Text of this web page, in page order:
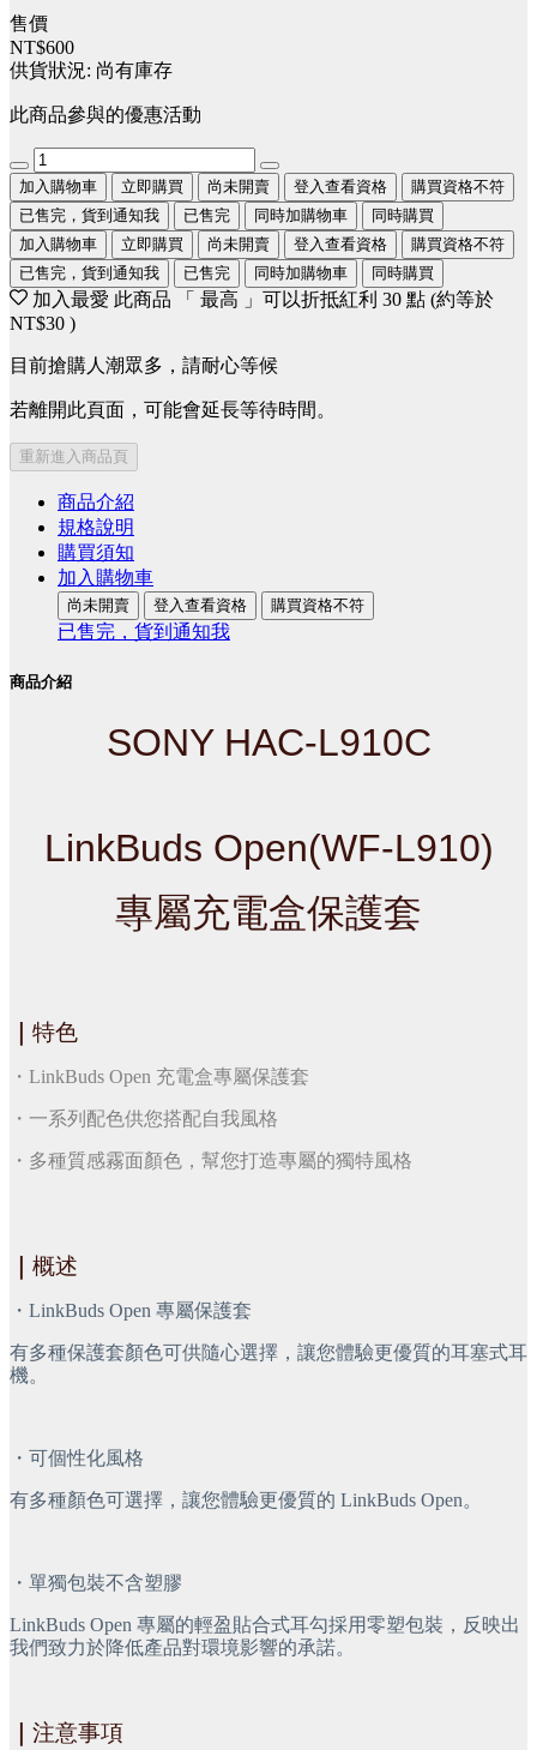
售價
NT$600
供貨狀況: 尚有庫存
此商品參與的優惠活動
加入購物車 立即購買 尚未開賣 登入查看資格
購買資格不符
已售完，貨到通知我
已售完 同時加購物車
同時購買
加入購物車
立即購買 尚未開賣 登入查看資格
購買資格不符
已售完，貨到通知我
已售完 同時加購物車 同時購買
加入最愛 此商品 「 最高 」可以折抵紅利 30 點 (約等於
NT$30 )
目前搶購人潮眾多，請耐心等候
若離開此頁面，可能會延長等待時間。
重新進入商品頁
商品介紹
規格說明
購買須知
加入購物車
尚未開賣 登入查看資格 購買資格不符
已售完，貨到通知我
商品介紹
SONY HAC-L910C
LinkBuds Open(WF-L910)
專屬充電盒保護套
特色
・LinkBuds Open 充電盒專屬保護套
・一系列配色供您搭配自我風格
・多種質感霧面顏色，幫您打造專屬的獨特風格
概述
・LinkBuds Open 專屬保護套
有多種保護套顏色可供隨心選擇，讓您體驗更優質的耳塞式耳
機。
・可個性化風格
有多種顏色可選擇，讓您體驗更優質的 LinkBuds Open。
・單獨包裝不含塑膠
LinkBuds Open 專屬的輕盈貼合式耳勾採用零塑包裝，反映出
我們致力於降低產品對環境影響的承諾。
注意事項